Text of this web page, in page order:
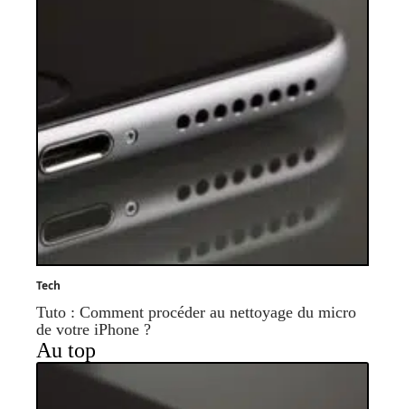
Tech
Tuto : Comment procéder au nettoyage du micro
de votre iPhone ?
Au top